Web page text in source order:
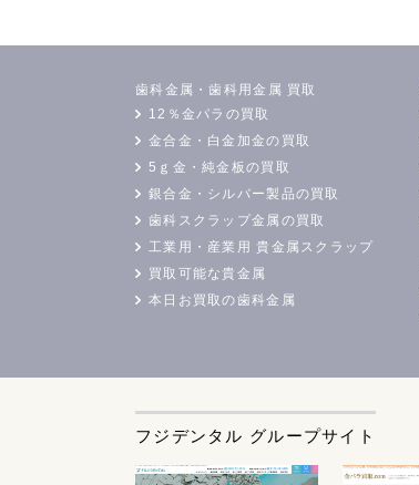
歯科金属・歯科用金属 買取
12％金パラの買取
金合金・白金加金の買取
5ｇ金・純金板の買取
銀合金・シルバー製品の買取
歯科スクラップ金属の買取
工業用・産業用 貴金属スクラップ
買取可能な貴金属
本日お買取の歯科金属
フジデンタル グループサイト